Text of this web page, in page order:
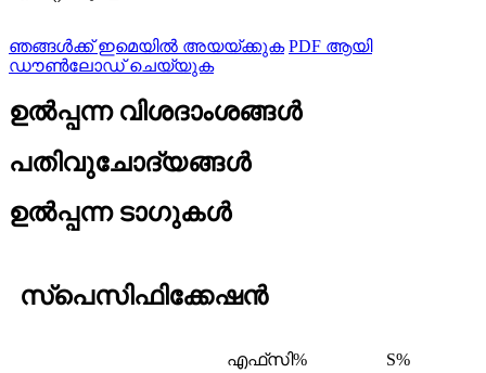
ഞങ്ങൾക്ക് ഇമെയിൽ അയയ്ക്കുക PDF ആയി
ഡൗൺലോഡ് ചെയ്യുക
ഉൽപ്പന്ന വിശദാംശങ്ങൾ
പതിവുചോദ്യങ്ങൾ
ഉൽപ്പന്ന ടാഗുകൾ
സ്പെസിഫിക്കേഷൻ
എഫ്‌സി% S%